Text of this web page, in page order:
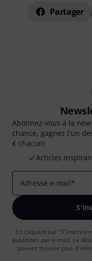
Partager
Abonnez-vous à la
chance, gagnez l'un
€ chacun!
Articles
Adresse e-mail*
En cliquant sur "S'inscrire
publicités par e-mail. La
pouvez trouver plus